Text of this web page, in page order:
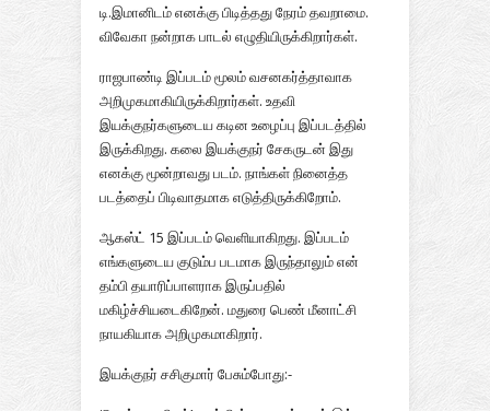
டி.இமானிடம் எனக்கு பிடித்தது நேரம் தவறாமை.
விவேகா நன்றாக பாடல் எழுதியிருக்கிறார்கள்.
ராஜபாண்டி இப்படம் மூலம் வசனகர்த்தாவாக
அறிமுகமாகியிருக்கிறார்கள். உதவி
இயக்குநர்களுடைய கடின உழைப்பு இப்படத்தில்
இருக்கிறது. கலை இயக்குநர் சேகருடன் இது
எனக்கு மூன்றாவது படம். நாங்கள் நினைத்த
படத்தைப் பிடிவாதமாக எடுத்திருக்கிறோம்.
ஆகஸ்ட் 15 இப்படம் வெளியாகிறது. இப்படம்
எங்களுடைய குடும்ப படமாக இருந்தாலும் என்
தம்பி தயாரிப்பாளராக இருப்பதில்
மகிழ்ச்சியடைகிறேன். மதுரை பெண் மீனாட்சி
நாயகியாக அறிமுகமாகிறார்.
இயக்குநர் சசிகுமார் பேசும்போது:-